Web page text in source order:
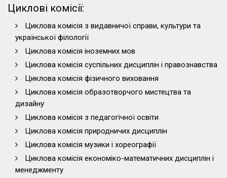
Циклові комісії:
Циклова комісія з видавничої справи, культури та
української філології
Циклова комісія іноземних мов
Циклова комісія суспільних дисциплін і правознавства
Циклова комісія фізичного виховання
Циклова комісія образотворчого мистецтва та
дизайну
Циклова комісія з педагогічної освіти
Циклова комісія природничих дисциплін
Циклова комісія музики і хореографії
Циклова комісія економіко-математичних дисциплін і
менеджменту